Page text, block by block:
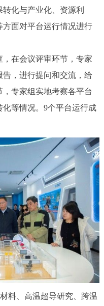
化与产业化、资源利
方面对平台运行情况进行
在会议评审环节，专家
，进行提问和交流，给
专家组实地考察各平台
等情况。9个平台运行成
、高温超导研究、跨温